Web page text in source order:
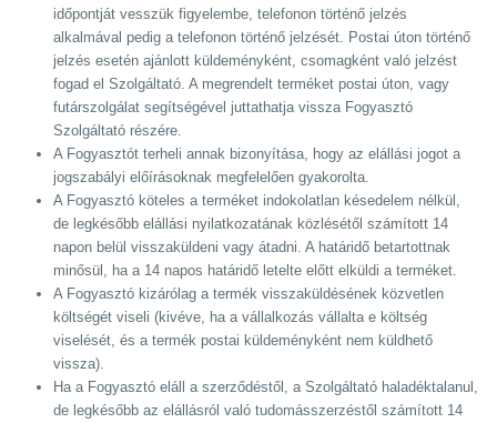
időpontját vesszük figyelembe, telefonon történő jelzés
alkalmával pedig a telefonon történő jelzését. Postai úton történő
jelzés esetén ajánlott küldeményként, csomagként való jelzést
fogad el Szolgáltató. A megrendelt terméket postai úton, vagy
futárszolgálat segítségével juttathatja vissza Fogyasztó
Szolgáltató részére.
A Fogyasztót terheli annak bizonyítása, hogy az elállási jogot a
jogszabályi előírásoknak megfelelően gyakorolta.
A Fogyasztó köteles a terméket indokolatlan késedelem nélkül,
de legkésőbb elállási nyilatkozatának közlésétől számított 14
napon belül visszaküldeni vagy átadni. A határidő betartottnak
minősül, ha a 14 napos határidő letelte előtt elküldi a terméket.
A Fogyasztó kizárólag a termék visszaküldésének közvetlen
költségét viseli (kivéve, ha a vállalkozás vállalta e költség
viselését, és a termék postai küldeményként nem küldhető
vissza).
Ha a Fogyasztó eláll a szerződéstől, a Szolgáltató haladéktalanul,
de legkésőbb az elállásról való tudomásszerzéstől számított 14